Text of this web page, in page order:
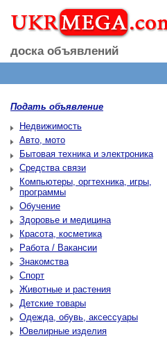
доска объявлений
Подать объявление
Недвижимость
Авто, мото
Бытовая техника и электроника
Средства связи
Компьютеры, оргтехника, игры,
программы
Обучение
Здоровье и медицина
Красота, косметика
Работа / Вакансии
Знакомства
Спорт
Животные и растения
Детские товары
Одежда, обувь, аксессуары
Ювелирные изделия